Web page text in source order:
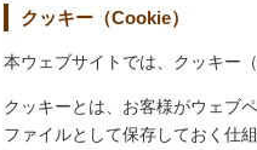
クッキー（Cookie）
本ウェブサイトでは、クッキー
クッキーとは、お客様がウェブ
ファイルとして保存しておく仕